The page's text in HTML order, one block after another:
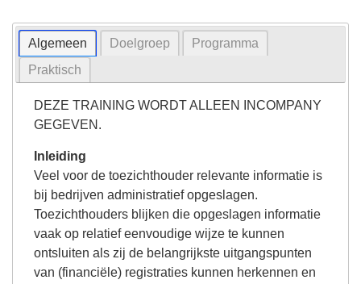
Algemeen Doelgroep
Programma
Praktisch
DEZE TRAINING WORDT ALLEEN INCOMPANY
GEGEVEN.
Inleiding
Veel voor de toezichthouder relevante informatie is
bij bedrijven administratief opgeslagen.
Toezichthouders blijken die opgeslagen informatie
vaak op relatief eenvoudige wijze te kunnen
ontsluiten als zij de belangrijkste uitgangspunten
van (financiële) registraties kunnen herkennen en